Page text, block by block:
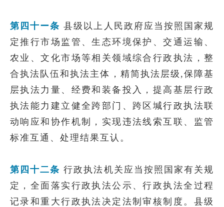
第四十ー条 县级以上人民政府应当按照国家规
定推行市场监管、生态环境保护、交通运输、
农业、文化市场等相关领域综合行政执法，整
合执法队伍和执法主体，精简执法层级,保障基
层执法力 量、经费和装备投入，提高基层行政
执法能力建立健全跨部门、跨区堿行政执法联
动响应和协作机制，实现违法线索互联、监管
标准互通、处理结果互认。
第四十二条 行政执法机关应当按照国家有关规
定，全面落实行政执法公示、行政执法全过程
记录和重大行政执法决定法制审核制度。 县级